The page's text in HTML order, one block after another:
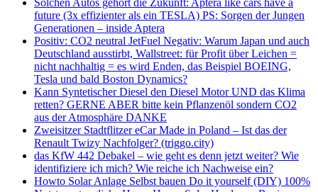
Solchen Autos gehört die Zukunft: Aptera like cars have a
future (3x effizienter als ein TESLA) PS: Sorgen der Jungen
Generationen – inside Aptera
Positiv: CO2 neutral JetFuel Negativ: Warum Japan und auch
Deutschland ausstirbt, Wallstreet: für Profit über Leichen =
nicht nachhaltig = es wird Enden, das Beispiel BOEING,
Tesla und bald Boston Dynamics?
Kann Syntetischer Diesel den Diesel Motor UND das Klima
retten? GERNE ABER bitte kein Pflanzenöl sondern CO2
aus der Atmosphäre DANKE
Zweisitzer Stadtflitzer eCar Made in Poland – Ist das der
Renault Twizy Nachfolger? (triggo.city)
das KfW 442 Debakel – wie geht es denn jetzt weiter? Wie
identifiziere ich mich? Wie reiche ich Nachweise ein?
Howto Solar Anlage Selbst bauen Do it yourself (DIY) 100%